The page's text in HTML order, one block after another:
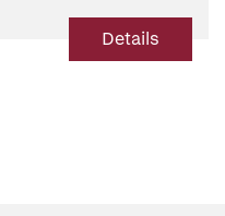
Details